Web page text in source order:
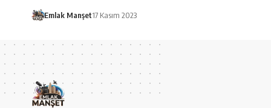
Emlak Manşet17 Kasım 2023